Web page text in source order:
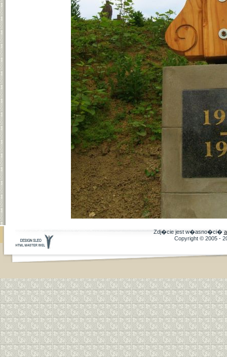
Zdj�cie jest w�asno�ci�
Copyright © 2005 -